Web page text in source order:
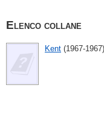
Elenco collane
Kent (1967-